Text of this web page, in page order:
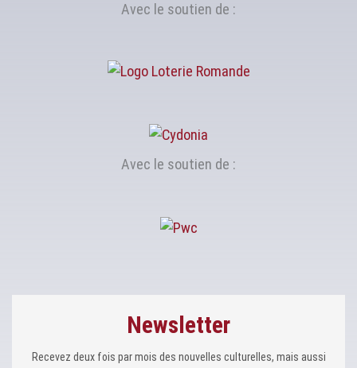
Avec le soutien de :
Avec le soutien de :
Newsletter
Recevez deux fois par mois des nouvelles culturelles, mais aussi